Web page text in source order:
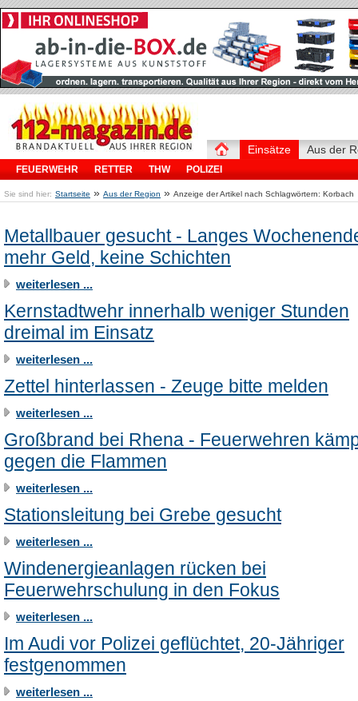
Einsätze
FEUERWEHR RETTER THW POLIZEI
Aus der
Sie sind hier: Startseite » Aus der Region » Anzeige der Artikel nach Schlagwörtern: Korbach
Metallbauer gesucht - Langes
mehr Geld, keine Schichten
weiterlesen ...
Kernstadtwehr innerhalb weniger Stunden
dreimal im Einsatz
weiterlesen ...
Zettel hinterlassen - Zeuge bitte melden
weiterlesen ...
Großbrand bei Rhena - Feuerwehren
gegen die Flammen
weiterlesen ...
Stationsleitung bei Grebe gesucht
weiterlesen ...
Windenergieanlagen rücken bei
Feuerwehrschulung in den Fokus
weiterlesen ...
Im Audi vor Polizei geflüchtet, 20-Jähriger
festgenommen
weiterlesen ...